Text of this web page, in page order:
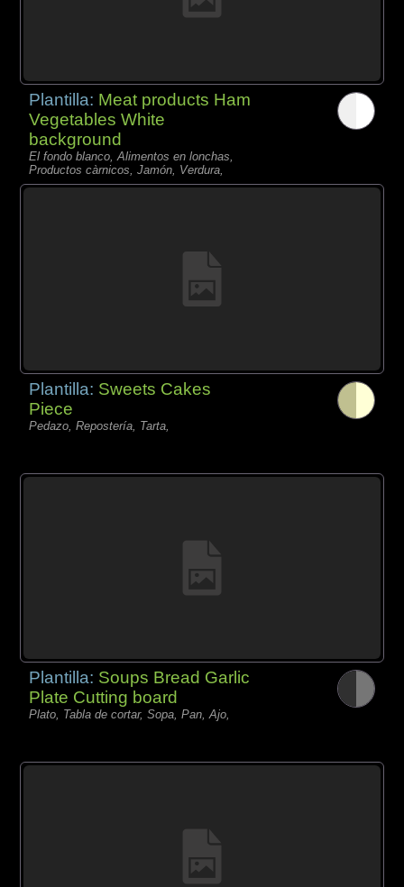
Plantilla: Meat products Ham
Vegetables White
background
El fondo blanco, Alimentos en lonchas,
Productos càrnicos, Jamón, Verdura,
Plantilla: Sweets Cakes
Piece
Pedazo, Repostería, Tarta,
Plantilla: Soups Bread Garlic
Plate Cutting board
Plato, Tabla de cortar, Sopa, Pan, Ajo,